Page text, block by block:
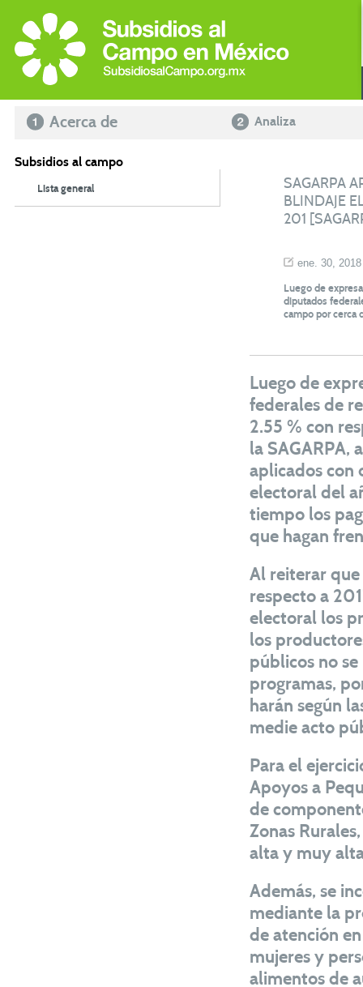
Acerca de Analiza
Subsidios al campo
Lista general
SAGARPA
BLINDAJE
201
ene. 30, 2018
Luego de
diputados
campo por cerca
Luego de
federales de
2.55 % con
la SAGARPA,
aplicados con
electoral del
tiempo los
que hagan
Al reiterar
respecto a
electoral los
los
públicos no
programas,
harán según
medie acto
Para el
Apoyos a
de
Zonas
alta y muy
Además, se
mediante la
de atención
mujeres y
alimentos de